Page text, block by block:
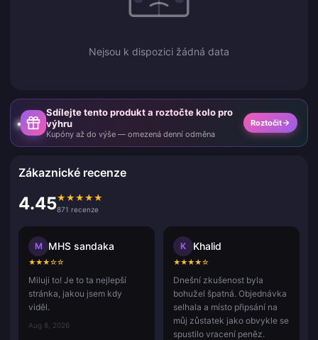
Nejsou k dispozici žádná data
Sdílejte tento produkt a roztočte kolo pro
výhru
Kupóny až do výše — omezená denní odměna
Roztočit
Zákaznické recenze
4.45★ ★ ★ ★ ★
871 recenze
M MHS sandaka
★★★☆☆
Miluji to! Je to ta nejlepší
stránka, jakou jsem kdy
viděl.
Aug 8, 2026
K Khalid
★★★★☆
Dnešní zkušenost byla
bohužel špatná. Objednávka
selhala a místo připsání na
můj zůstatek jako obvykle se
spustilo vracení peněz.